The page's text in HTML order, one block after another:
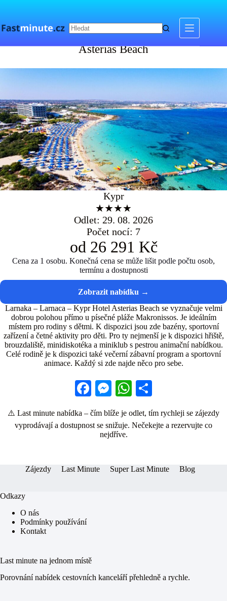
Asterias Beach
Asterias Beach
Kypr
★★★★
Odlet: 29. 08. 2026
Počet nocí: 7
od 26 291 Kč
Cena za 1 osobu. Konečná cena se může lišit podle počtu osob,
termínu a dostupnosti
Larnaka – Larnaca – Kypr Hotel Asterias Beach se vyznačuje velmi
dobrou polohou přímo u písečné pláže Makronissos. Je ideálním
místem pro rodiny s dětmi. K dispozici jsou zde bazény, sportovní
zařízení a četné aktivity pro děti. Pro ty nejmenší je k dispozici hřiště,
brouzdaliště, minidiskotéka a miniklub s pestrou animační nabídkou.
Celé rodině je k dispozici také večerní zábavní program a sportovní
animace. Každý si zde najde něco pro sebe.
Fa
ce
bo
ok
M
es
se
ng
W
ts
ha
re
⚠️ Last minute nabídka – čím blíže je odlet, tím rychleji se zájezdy
vyprodávají a dostupnost se snižuje. Nečekejte a rezervujte co
nejdříve.
Zájezdy Last Minute Super Last Minute Blog
Odkazy
O nás
Podmínky používání
Kontakt
Last minute na jednom místě
Porovnání nabídek cestovních kanceláří přehledně a rychle.